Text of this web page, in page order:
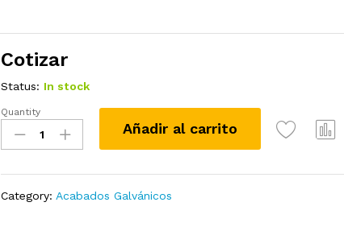
Cotizar
Status: In stock
Cobre
Estaño
quantity
Quantity
Añadir al carrito
Category: Acabados Galvánicos